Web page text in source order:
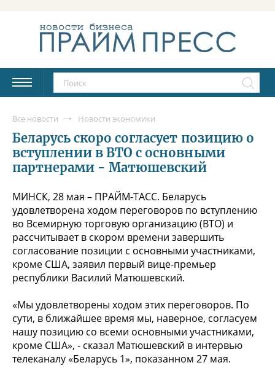
Все новости Новости экономики
Беларусь скоро согласует позицию о
вступлении в ВТО с основными
партнерами - Матюшевский
МИНСК, 28 мая – ПРАЙМ-ТАСС. Беларусь
удовлетворена ходом переговоров по вступлению
во Всемирную торговую организацию (ВТО) и
рассчитывает в скором времени завершить
согласование позиции с основными участниками,
кроме США, заявил первый вице-премьер
республики Василий Матюшевский.
«Мы удовлетворены ходом этих переговоров. По
сути, в ближайшее время мы, наверное, согласуем
нашу позицию со всеми основными участниками,
кроме США», - сказал Матюшевский в интервью
телеканалу «Беларусь 1», показанном 27 мая.